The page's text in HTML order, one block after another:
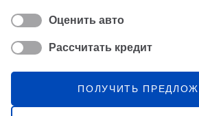
Оценить авто
Рассчитать кредит
ПОЛУЧИТЬ